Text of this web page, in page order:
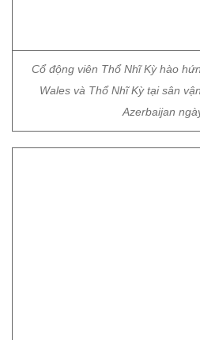
Cổ động viên Thổ Nhĩ Kỳ hào
Wales và Thổ Nhĩ Kỳ tại sân
Azerbaijan